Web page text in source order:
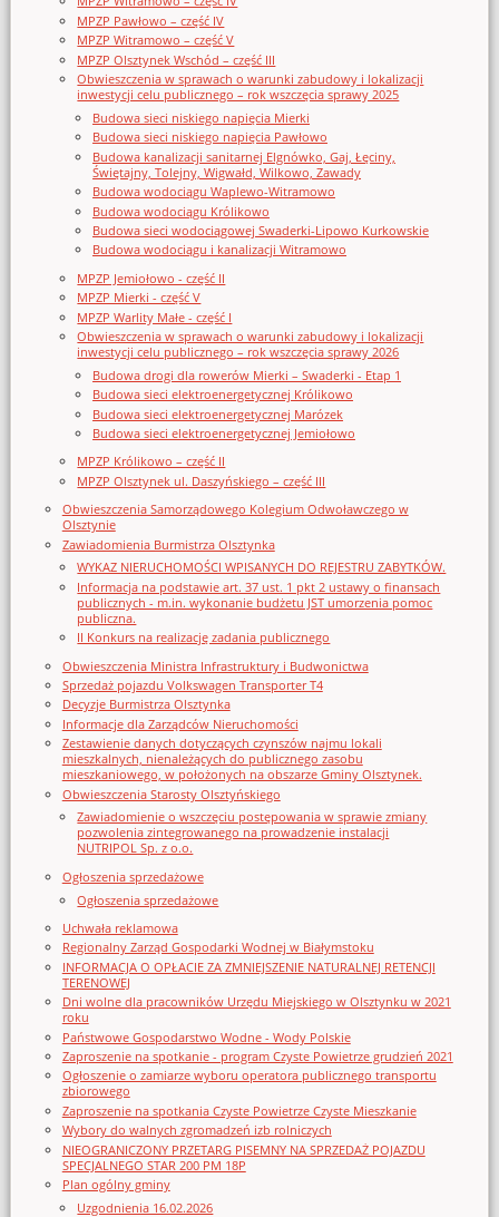
MPZP Pawłowo – część IV
MPZP Witramowo – część V
MPZP Olsztynek Wschód – część III
Obwieszczenia w sprawach o warunki zabudowy i lokalizacji
inwestycji celu publicznego – rok wszczęcia sprawy 2025
Budowa sieci niskiego napięcia Mierki
Budowa sieci niskiego napięcia Pawłowo
Budowa kanalizacji sanitarnej Elgnówko, Gaj, Łęciny,
Świętajny, Tolejny, Wigwałd, Wilkowo, Zawady
Budowa wodociągu Waplewo-Witramowo
Budowa wodociągu Królikowo
Budowa sieci wodociągowej Swaderki-Lipowo Kurkowskie
Budowa wodociągu i kanalizacji Witramowo
MPZP Jemiołowo - część II
MPZP Mierki - część V
MPZP Warlity Małe - część I
Obwieszczenia w sprawach o warunki zabudowy i lokalizacji
inwestycji celu publicznego – rok wszczęcia sprawy 2026
Budowa drogi dla rowerów Mierki – Swaderki - Etap 1
Budowa sieci elektroenergetycznej Królikowo
Budowa sieci elektroenergetycznej Marózek
Budowa sieci elektroenergetycznej Jemiołowo
MPZP Królikowo – część II
MPZP Olsztynek ul. Daszyńskiego – część III
Obwieszczenia Samorządowego Kolegium Odwoławczego w
Olsztynie
Zawiadomienia Burmistrza Olsztynka
WYKAZ NIERUCHOMOŚCI WPISANYCH DO REJESTRU ZABYTKÓW.
Informacja na podstawie art. 37 ust. 1 pkt 2 ustawy o finansach
publicznych - m.in. wykonanie budżetu JST umorzenia pomoc
publiczna.
II Konkurs na realizację zadania publicznego
Obwieszczenia Ministra Infrastruktury i Budwonictwa
Sprzedaż pojazdu Volkswagen Transporter T4
Decyzje Burmistrza Olsztynka
Informacje dla Zarządców Nieruchomości
Zestawienie danych dotyczących czynszów najmu lokali
mieszkalnych, nienależących do publicznego zasobu
mieszkaniowego, w położonych na obszarze Gminy Olsztynek.
Obwieszczenia Starosty Olsztyńskiego
Zawiadomienie o wszczęciu postępowania w sprawie zmiany
pozwolenia zintegrowanego na prowadzenie instalacji
NUTRIPOL Sp. z o.o.
Ogłoszenia sprzedażowe
Ogłoszenia sprzedażowe
Uchwała reklamowa
Regionalny Zarząd Gospodarki Wodnej w Białymstoku
INFORMACJA O OPŁACIE ZA ZMNIEJSZENIE NATURALNEJ RETENCJI
TERENOWEJ
Dni wolne dla pracowników Urzędu Miejskiego w Olsztynku w 2021
roku
Państwowe Gospodarstwo Wodne - Wody Polskie
Zaproszenie na spotkanie - program Czyste Powietrze grudzień 2021
Ogłoszenie o zamiarze wyboru operatora publicznego transportu
zbiorowego
Zaproszenie na spotkania Czyste Powietrze Czyste Mieszkanie
Wybory do walnych zgromadzeń izb rolniczych
NIEOGRANICZONY PRZETARG PISEMNY NA SPRZEDAŻ POJAZDU
SPECJALNEGO STAR 200 PM 18P
Plan ogólny gminy
Uzgodnienia 16.02.2026